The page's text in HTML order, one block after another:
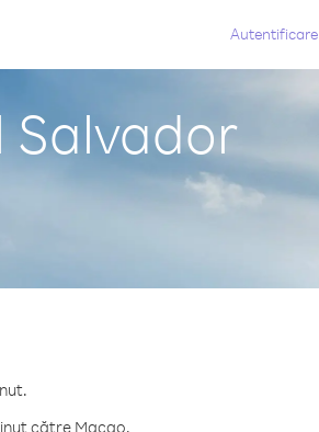
Autentificare
Salvador
către Macao.